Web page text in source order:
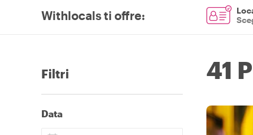
Withlocals ti offre:
Filtri
Data
41